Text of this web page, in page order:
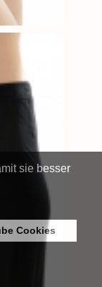
sie besser
Cookies